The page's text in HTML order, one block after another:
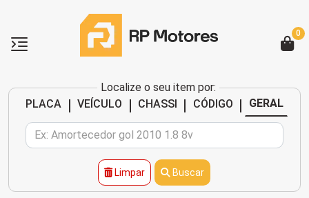
Localize o seu item por:
PLACA
| VEÍCULO | CHASSI | CÓDIGO | GERAL
Limpar Buscar
0